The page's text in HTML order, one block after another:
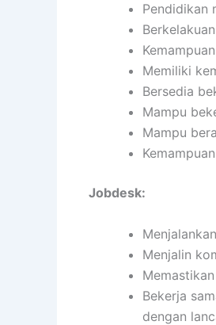
Pendidikan
Memiliki
Bersedia
Mampu
Mampu
Jobdesk:
Menjalin
Bekerja
dengan